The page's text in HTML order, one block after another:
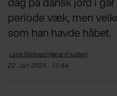
dag på dansk jord i
periode væk, men
som han havde håbet.
Lotte Røntved HjarnøKnudsen
22. Jun 2024 - 10:44